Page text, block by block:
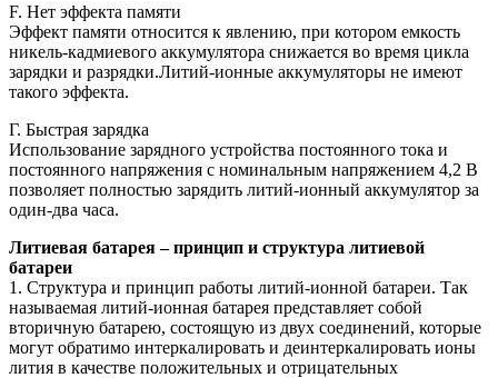
F. Нет эффекта памяти
Эффект памяти относится к явлению, при котором емкость
никель-кадмиевого аккумулятора снижается во время цикла
зарядки и разрядки.Литий-ионные аккумуляторы не имеют
такого эффекта.
Г. Быстрая зарядка
Использование зарядного устройства постоянного тока и
постоянного напряжения с номинальным напряжением 4,2 В
позволяет полностью зарядить литий-ионный аккумулятор за
один-два часа.
Литиевая батарея – принцип и структура литиевой
батареи
1. Структура и принцип работы литий-ионной батареи. Так
называемая литий-ионная батарея представляет собой
вторичную батарею, состоящую из двух соединений, которые
могут обратимо интеркалировать и деинтеркалировать ионы
лития в качестве положительных и отрицательных